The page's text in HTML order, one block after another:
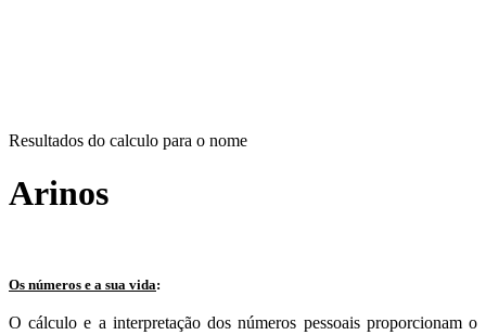
Resultados do calculo para o nome
Arinos
Os números e a sua vida:
O cálculo e a interpretação dos números pessoais proporcionam o